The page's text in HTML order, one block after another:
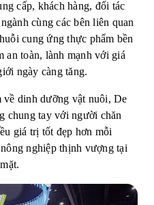
cấp, khách hàng, đối tác
cùng các bên liên quan
cung ứng thực phẩm bền
an toàn, lành mạnh với giá
ngày càng tăng.
dinh dưỡng vật nuôi, De
chung tay với người chăn
giá trị tốt đẹp hơn mỗi
nghiệp thịnh vượng tại